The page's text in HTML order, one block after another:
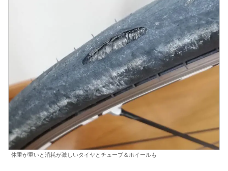
体重が重いと消耗が激しいタイヤとチューブ＆ホイールも